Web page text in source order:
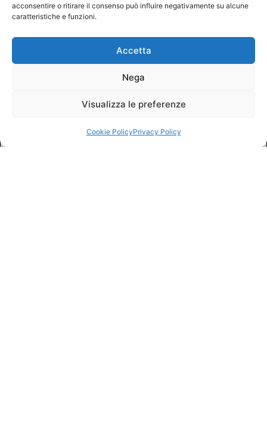
acconsentire o ritirare il consenso può influire negativamente su alcune
caratteristiche e funzioni.
Accetta
Nega
Visualizza le preferenze
Cookie PolicyPrivacy Policy